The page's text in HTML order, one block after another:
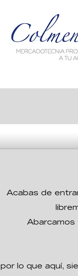
Acabas de
Abarcamos
por lo que aquí,